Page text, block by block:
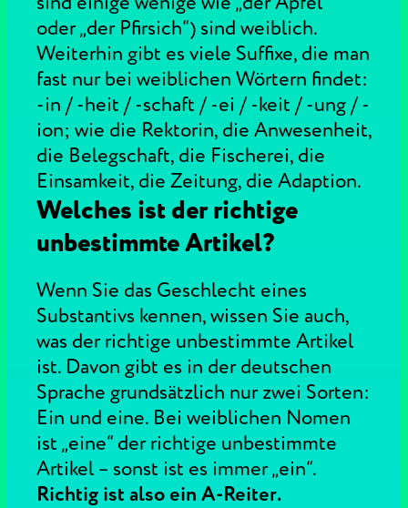
oder „der Pfirsich“) sind weiblich.
Weiterhin gibt es viele Suffixe, die man
fast nur bei weiblichen Wörtern findet:
-in / -heit / -schaft / -ei / -keit / -ung / -
ion; wie die Rektorin, die Anwesenheit,
die Belegschaft, die Fischerei, die
Einsamkeit, die Zeitung, die Adaption.
Welches ist der richtige
unbestimmte Artikel?
Wenn Sie das Geschlecht eines
Substantivs kennen, wissen Sie auch,
was der richtige unbestimmte Artikel
ist. Davon gibt es in der deutschen
Sprache grundsätzlich nur zwei Sorten:
Ein und eine. Bei weiblichen Nomen
ist „eine“ der richtige unbestimmte
Artikel – sonst ist es immer „ein“.
Richtig ist also ein A-Reiter.